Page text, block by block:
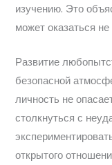
изучению. Это
может оказаться
Развитие
безопасной
личность не
столкнуться с
открытого